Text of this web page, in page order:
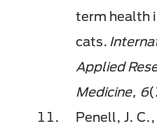
term health
cats.
Applied
Medicine, 6
Penell, J.